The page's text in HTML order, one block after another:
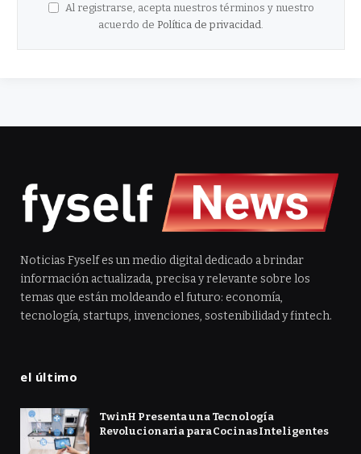
Al registrarse, acepta nuestros términos y nuestro
acuerdo de Política de privacidad
Noticias Fyself es un medio digital dedicado a brindar
información actualizada, precisa y relevante sobre los
temas que están moldeando el futuro: economía,
tecnología, startups, invenciones, sostenibilidad y fintech.
el último
TwinH Presenta una Tecnología
Revolucionaria para Cocinas Inteligentes